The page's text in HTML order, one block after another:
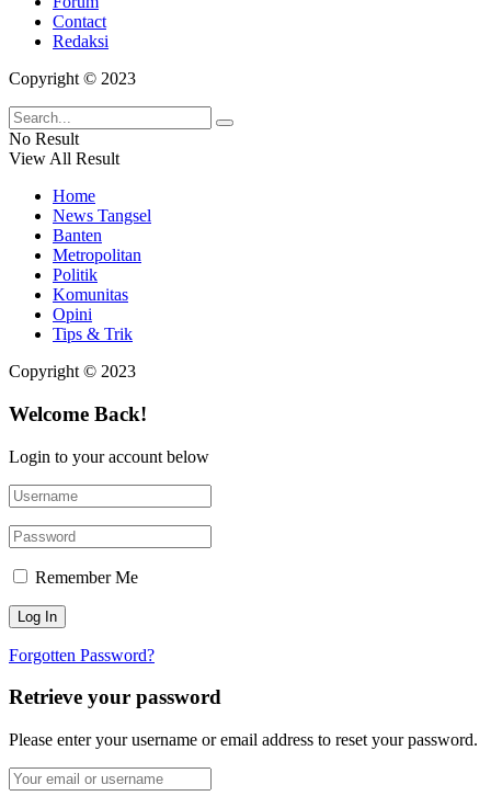
Contact
Redaksi
Copyright © 2023
No Result
View All Result
Home
News Tangsel
Banten
Metropolitan
Politik
Komunitas
Opini
Tips & Trik
Copyright © 2023
Welcome Back!
Login to your account below
Remember Me
Forgotten Password?
Retrieve your password
Please enter your username or email address to reset your password.